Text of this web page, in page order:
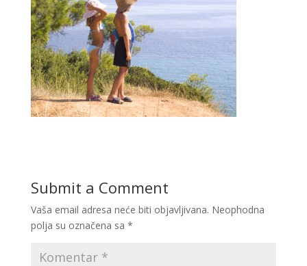
Submit a Comment
Vaša email adresa neće biti objavljivana. Neophodna
polja su označena sa *